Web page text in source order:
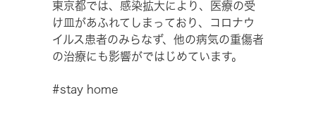
東京都では、感染拡大により、医療の受
け皿があふれてしまっており、コロナウ
イルス患者のみらなず、他の病気の重傷者
の治療にも影響がではじめています。
#stay home